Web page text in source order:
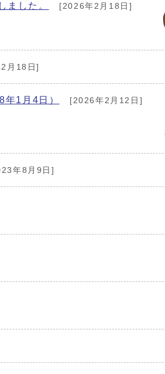
ました。 [2026年2月18日]
月18日]
年1月4日） [2026年2月12日]
年8月9日]